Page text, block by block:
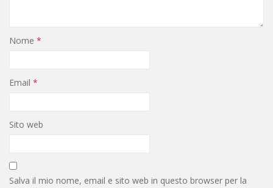
Nome *
Email *
Sito web
Salva il mio nome, email e sito web in questo browser per la